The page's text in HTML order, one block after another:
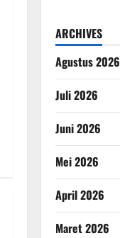
ARCHIVES
Agustus 2026
Juli 2026
Juni 2026
Mei 2026
April 2026
Maret 2026